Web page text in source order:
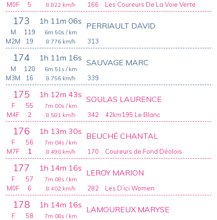
166
8.822 km/h
M0F
5 Les Coureurs De La Voie Verte
173 1h 11m 06s
313
PERRIAULT DAVID
6m 50s / km
8.776 km/h
M
119
M2M
19
174 1h 11m 16s
339
SAUVAGE MARC
6m 51s / km
8.756 km/h
M
120
M3M
16
175 1h 12m 43s
342
SOULAS LAURENCE
7m 00s / km
8.581 km/h
F
55
M4F
2 42km195 Le Blanc
176 1h 13m 30s
170
BEUCHÉ CHANTAL
7m 04s / km
8.490 km/h
F
56
M7F
1 Coureurs de Fond Déolois
177 1h 14m 16s
282
LEROY MARION
7m 08s / km
8.402 km/h
F
57
M0F
6 Les D’ici Women
178 1h 14m 16s LAMOUREUX MARYSE
7m 08s / km
F
58